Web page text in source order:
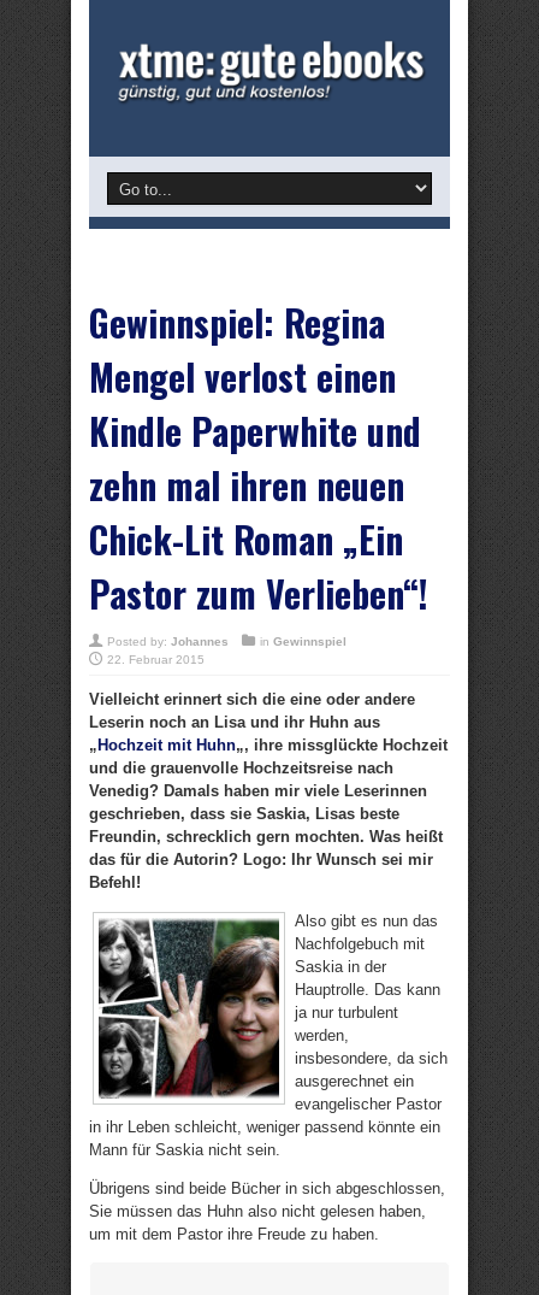
Gewinnspiel: Regina
Mengel verlost einen
Kindle Paperwhite und
zehn mal ihren neuen
Chick-Lit Roman „Ein
Pastor zum Verlieben“!
Posted by: Johannes in Gewinnspiel
22. Februar 2015
Vielleicht erinnert sich die eine oder andere
Leserin noch an Lisa und ihr Huhn aus
„ Hochzeit mit Huhn„, ihre missglückte Hochzeit
und die grauenvolle Hochzeitsreise nach
Venedig? Damals haben mir viele Leserinnen
geschrieben, dass sie Saskia, Lisas beste
Freundin, schrecklich gern mochten. Was heißt
das für die Autorin? Logo: Ihr Wunsch sei mir
Befehl!
Also gibt es nun das
Nachfolgebuch mit
Saskia in der
Hauptrolle. Das kann
ja nur turbulent
werden,
insbesondere, da sich
ausgerechnet ein
evangelischer Pastor
in ihr Leben schleicht, weniger passend könnte ein
Mann für Saskia nicht sein.
Übrigens sind beide Bücher in sich abgeschlossen,
Sie müssen das Huhn also nicht gelesen haben,
um mit dem Pastor ihre Freude zu haben.